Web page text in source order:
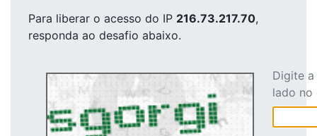
Para liberar o acesso do IP 216.73.217.70,
responda ao desafio abaixo.
Digite
lado no